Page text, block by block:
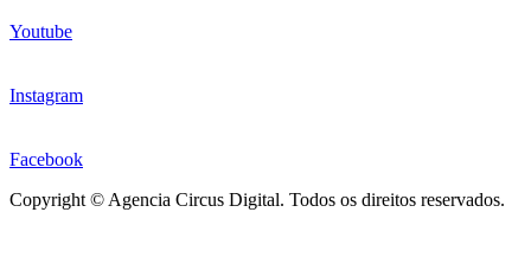
Youtube
Instagram
Facebook
Copyright © Agencia Circus Digital. Todos os direitos reservados.